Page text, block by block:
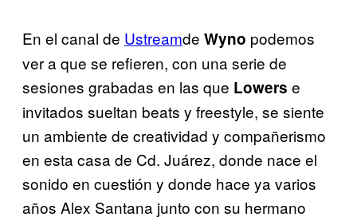
En el canal de Ustreamde Wyno podemos
ver a que se refieren, con una serie de
sesiones grabadas en las que Lowers e
invitados sueltan beats y freestyle, se siente
un ambiente de creatividad y compañerismo
en esta casa de Cd. Juárez, donde nace el
sonido en cuestión y donde hace ya varios
años Alex Santana junto con su hermano